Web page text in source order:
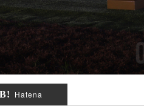
Hatena